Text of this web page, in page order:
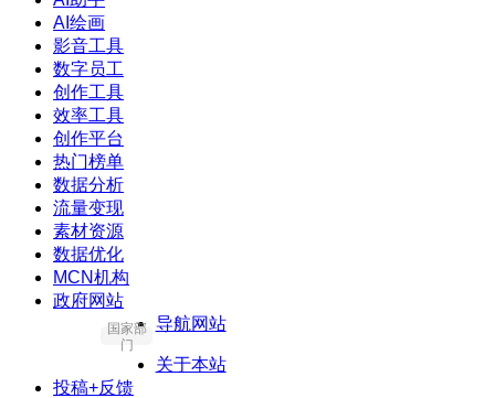
AI绘画
影音工具
数字员工
创作工具
效率工具
创作平台
热门榜单
数据分析
流量变现
素材资源
数据优化
MCN机构
政府网站
国家部
门
导航网站
关于本站
投稿+反馈